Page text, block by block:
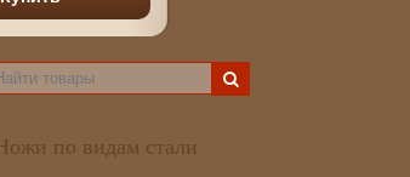
по видам стали